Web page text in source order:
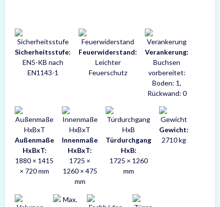
Sicherheitsstufe:
EN5-KB nach
EN1143-1
Feuerwiderstand:
Leichter
Feuerschutz
Verankerung:
Buchsen
vorbereitet:
Boden: 1,
Rückwand: 0
Außenmaße
HxBxT:
1880 × 1415
× 720 mm
Innenmaße
HxBxT:
1725 ×
1260 × 475
mm
Türdurchgang
HxB:
1725 × 1260
mm
Gewicht:
2710 kg